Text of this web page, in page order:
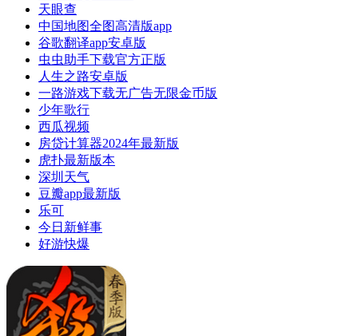
天眼查
中国地图全图高清版app
谷歌翻译app安卓版
虫虫助手下载官方正版
人生之路安卓版
一路游戏下载无广告无限金币版
少年歌行
西瓜视频
房贷计算器2024年最新版
虎扑最新版本
深圳天气
豆瓣app最新版
乐可
今日新鲜事
好游快爆